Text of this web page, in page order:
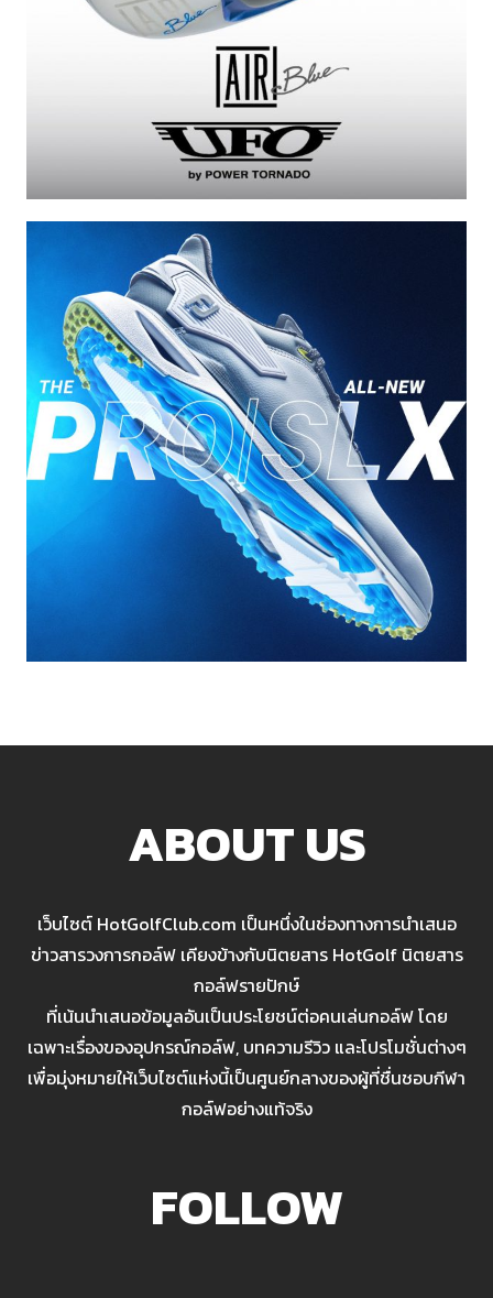
ABOUT US
เว็บไซต์ HotGolfClub.com เป็นหนึ่งในช่องทางการนำเสนอ
ข่าวสารวงการกอล์ฟ เคียงข้างกับนิตยสาร HotGolf นิตยสาร
กอล์ฟรายปักษ์
ที่เน้นนำเสนอข้อมูลอันเป็นประโยชน์ต่อคนเล่นกอล์ฟ โดย
เฉพาะเรื่องของอุปกรณ์กอล์ฟ, บทความรีวิว และโปรโมชั่นต่างๆ
เพื่อมุ่งหมายให้เว็บไซต์แห่งนี้เป็นศูนย์กลางของผู้ที่ชื่นชอบกีฬา
กอล์ฟอย่างแท้จริง
FOLLOW